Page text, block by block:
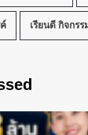
เรียนดี กิจกรร